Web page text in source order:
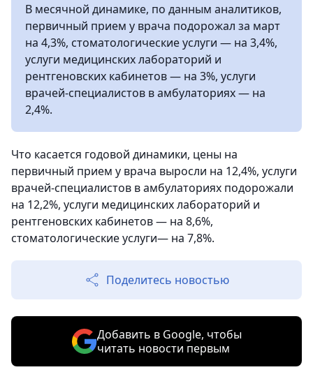
В месячной динамике, по данным аналитиков,
первичный прием у врача подорожал за март
на 4,3%, стоматологические услуги — на 3,4%,
услуги медицинских лабораторий и
рентгеновских кабинетов — на 3%, услуги
врачей-специалистов в амбулаториях — на
2,4%.
Что касается годовой динамики, цены на
первичный прием у врача выросли на 12,4%, услуги
врачей-специалистов в амбулаториях подорожали
на 12,2%, услуги медицинских лабораторий и
рентгеновских кабинетов — на 8,6%,
стоматологические услуги— на 7,8%.
Поделитесь новостью
Добавить в Google, чтобы
читать новости первым